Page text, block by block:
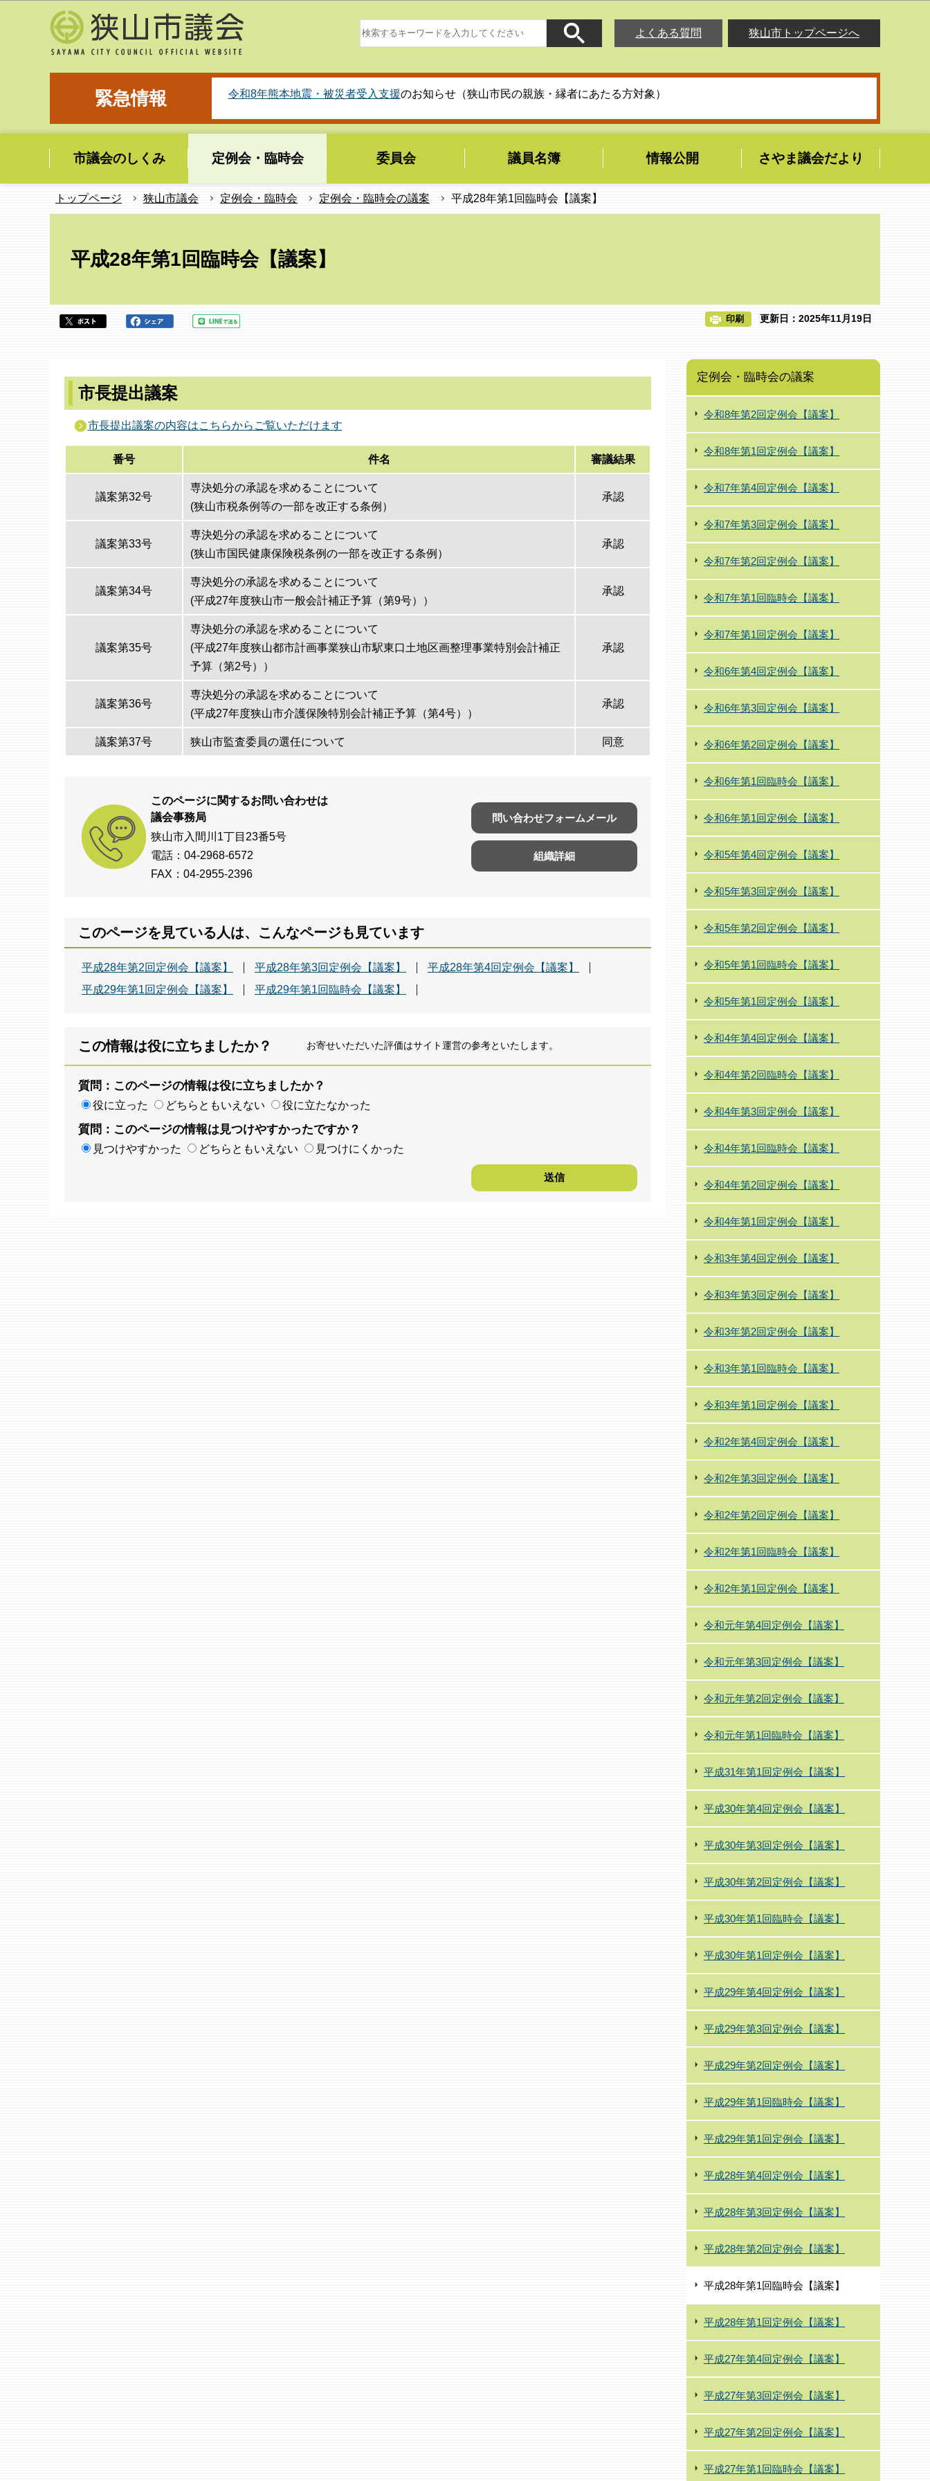
よくある質問
狭山市トップページへ
緊急情報 令和8年熊本地震・被災者受入支援のお知らせ（狭山市民の親族・縁者にあたる方対象）
市議会のしくみ 定例会・臨時会 委員会 議員名簿 情報公開 さやま議会だより
トップページ 狭山市議会 定例会・臨時会 定例会・臨時会の議案 平成28年第1回臨時会【議案】
平成28年第1回臨時会【議案】
印刷 更新日：2025年11月19日
市長提出議案
市長提出議案の内容はこちらからご覧いただけます
番号 件名 審議結果
議案第32号
専決処分の承認を求めることについて
(狭山市税条例等の一部を改正する条例）
承認
議案第33号
専決処分の承認を求めることについて
(狭山市国民健康保険税条例の一部を改正する条例）
承認
議案第34号
専決処分の承認を求めることについて
(平成27年度狭山市一般会計補正予算（第9号））
承認
議案第35号
専決処分の承認を求めることについて
(平成27年度狭山都市計画事業狭山市駅東口土地区画整理事業特別会計補正
予算（第2号））
承認
議案第36号
専決処分の承認を求めることについて
(平成27年度狭山市介護保険特別会計補正予算（第4号））
承認
議案第37号 狭山市監査委員の選任について 同意
このページに関するお問い合わせは
議会事務局
狭山市入間川1丁目23番5号
電話：04-2968-6572
FAX：04-2955-2396
問い合わせフォームメール
組織詳細
このページを見ている人は、こんなページも見ています
平成28年第2回定例会【議案】 平成28年第3回定例会【議案】
平成28年第4回定例会【議案】
平成29年第1回定例会【議案】
平成29年第1回臨時会【議案】
この情報は役に立ちましたか？ お寄せいただいた評価はサイト運営の参考といたします。
質問：このページの情報は役に立ちましたか？
役に立った どちらともいえない 役に立たなかった
質問：このページの情報は見つけやすかったですか？
見つけやすかった どちらともいえない 見つけにくかった
定例会・臨時会の議案
令和8年第2回定例会【議案】
令和8年第1回定例会【議案】
令和7年第4回定例会【議案】
令和7年第3回定例会【議案】
令和7年第2回定例会【議案】
令和7年第1回臨時会【議案】
令和7年第1回定例会【議案】
令和6年第4回定例会【議案】
令和6年第3回定例会【議案】
令和6年第2回定例会【議案】
令和6年第1回臨時会【議案】
令和6年第1回定例会【議案】
令和5年第4回定例会【議案】
令和5年第3回定例会【議案】
令和5年第2回定例会【議案】
令和5年第1回臨時会【議案】
令和5年第1回定例会【議案】
令和4年第4回定例会【議案】
令和4年第2回臨時会【議案】
令和4年第3回定例会【議案】
令和4年第1回臨時会【議案】
令和4年第2回定例会【議案】
令和4年第1回定例会【議案】
令和3年第4回定例会【議案】
令和3年第3回定例会【議案】
令和3年第2回定例会【議案】
令和3年第1回臨時会【議案】
令和3年第1回定例会【議案】
令和2年第4回定例会【議案】
令和2年第3回定例会【議案】
令和2年第2回定例会【議案】
令和2年第1回臨時会【議案】
令和2年第1回定例会【議案】
令和元年第4回定例会【議案】
令和元年第3回定例会【議案】
令和元年第2回定例会【議案】
令和元年第1回臨時会【議案】
平成31年第1回定例会【議案】
平成30年第4回定例会【議案】
平成30年第3回定例会【議案】
平成30年第2回定例会【議案】
平成30年第1回臨時会【議案】
平成30年第1回定例会【議案】
平成29年第4回定例会【議案】
平成29年第3回定例会【議案】
平成29年第2回定例会【議案】
平成29年第1回臨時会【議案】
平成29年第1回定例会【議案】
平成28年第4回定例会【議案】
平成28年第3回定例会【議案】
平成28年第2回定例会【議案】
平成28年第1回臨時会【議案】
平成28年第1回定例会【議案】
平成27年第4回定例会【議案】
平成27年第3回定例会【議案】
平成27年第2回定例会【議案】
平成27年第1回臨時会【議案】